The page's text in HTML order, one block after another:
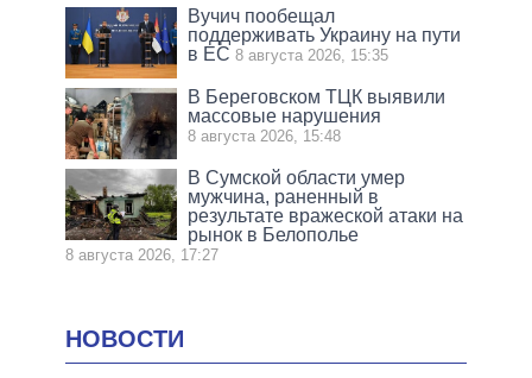
Вучич пообещал
поддерживать Украину на пути
в ЕС 8 августа 2026, 15:35
В Береговском ТЦК выявили
массовые нарушения
8 августа 2026, 15:48
В Сумской области умер
мужчина, раненный в
результате вражеской атаки на
рынок в Белополье
8 августа 2026, 17:27
НОВОСТИ